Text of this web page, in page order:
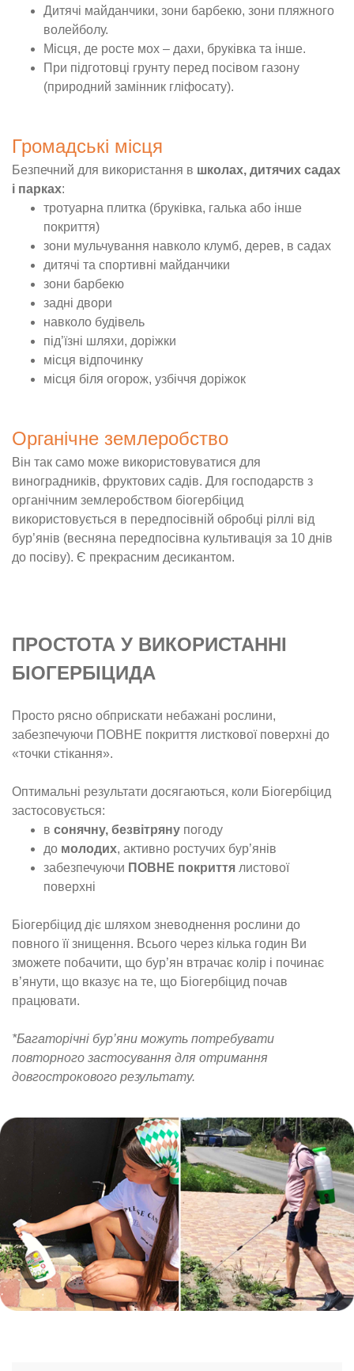
Дитячі майданчики, зони барбекю, зони пляжного
волейболу.
Місця, де росте мох – дахи, бруківка та інше.
При підготовці грунту перед посівом газону
(природний замінник гліфосату).
Громадські місця
Безпечний для використання в школах, дитячих садах
і парках:
тротуарна плитка (бруківка, галька або інше
покриття)
зони мульчування навколо клумб, дерев, в садах
дитячі та спортивні майданчики
зони барбекю
задні двори
навколо будівель
під’їзні шляхи, доріжки
місця відпочинку
місця біля огорож, узбіччя доріжок
Органічне землеробство
Він так само може використовуватися для
виноградників, фруктових садів. Для господарств з
органічним землеробством біогербіцид
використовується в передпосівній обробці ріллі від
бур’янів (весняна передпосівна культивація за 10 днів
до посіву). Є прекрасним десикантом.
ПРОСТОТА У ВИКОРИСТАННІ
БІОГЕРБІЦИДА
Просто рясно обприскати небажані рослини,
забезпечуючи ПОВНЕ покриття листкової поверхні до
«точки стікання».
Оптимальні результати досягаються, коли Біогербіцид
застосовується:
в сонячну, безвітряну погоду
до молодих, активно ростучих бур’янів
забезпечуючи ПОВНЕ покриття листової
поверхні
Біогербіцид діє шляхом зневоднення рослини до
повного її знищення. Всього через кілька годин Ви
зможете побачити, що бур’ян втрачає колір і починає
в’янути, що вказує на те, що Біогербіцид почав
працювати.
*Багаторічні бур’яни можуть потребувати
повторного застосування для отримання
довгострокового результату.